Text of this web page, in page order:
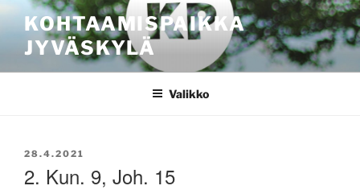
sisältöönKOHTAAMISPAIKKA
JYVÄSKYLÄ
Valikko
JULKAISTU
28.4.2021
2. Kun. 9, Joh. 15